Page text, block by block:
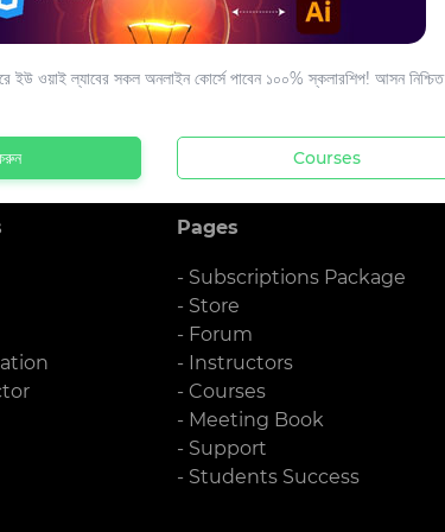
Pages
- Subscriptions Package
- Store
- Forum
- Instructors
- Courses
- Meeting Book
- Support
- Students Success
ইউ ওয়াই ল্যাবের সকল অনলাইন কোর্সে পাবেন ১০০% স্কলারশিপ! আসন নিশ্চিত
Courses